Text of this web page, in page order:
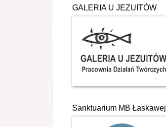
GALERIA U JEZUITÓW
Sanktuarium MB Łaskawej